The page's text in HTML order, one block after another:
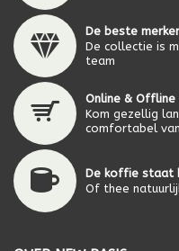
De beste
De collectie is
team
Online & Offline
Kom gezellig
comfortabel
De koffie staat
Of thee